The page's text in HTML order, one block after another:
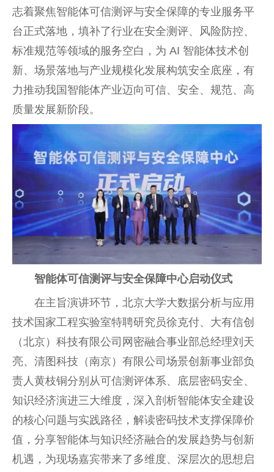
志着聚焦智能体可信测评与安全保障的专业服务平
台正式落地，填补了行业在安全测评、风险防控、
标准规范等领域的服务空白，为 AI 智能体技术创
新、场景落地与产业规模化发展构筑安全底座，有
力推动我国智能体产业迈向可信、安全、规范、高
质量发展新阶段。
智能体可信测评与安全保障中心启动仪式
在主旨演讲环节，北京大学大数据分析与应用
技术国家工程实验室特聘研究员徐克付、大有信创
（北京）科技有限公司网密融合事业部总经理刘天
亮、清图科技（南京）有限公司场景创新事业部负
责人黄枝铜分别从可信测评体系、底层密码安全、
知识经济演进三大维度，深入剖析智能体安全建设
的核心问题与实践路径，解读密码技术支撑保障价
值，分享智能体与知识经济融合的发展趋势与创新
机遇，为现场嘉宾带来了多维度、深层次的思想启